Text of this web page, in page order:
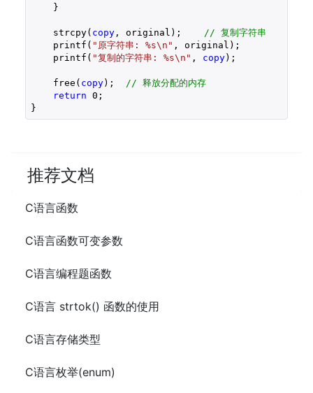
    }
    strcpy(
copy, original);
// 复制字符串
    printf(
"原字符串: %s\n" , original);
    printf(
"复制的字符串: %s\n" , copy);
    free(
copy);
// 释放分配的内存
return 0 ;
}
推荐文档
C语言函数
C语言函数可变参数
C语言编程题函数
C语言 strtok() 函数的使用
C语言存储类型
C语言枚举(enum)